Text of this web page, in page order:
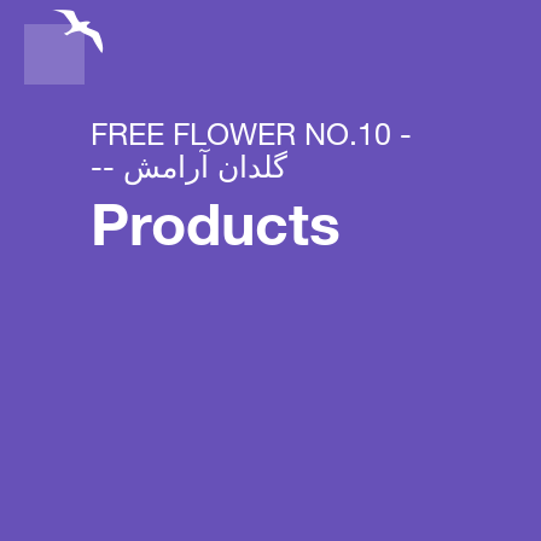
FREE FLOWER NO.10 -
-- گلدان آرامش
Products